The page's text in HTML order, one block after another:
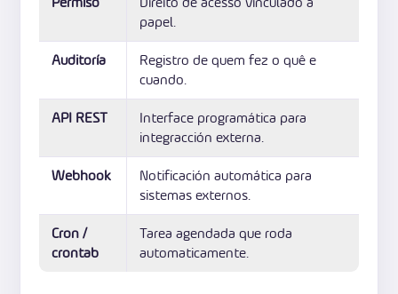
papel.
Auditoría
Registro de quem fez o quê e
cuando.
API REST
Interface programática para
integracción externa.
Webhook
Notificación automática para
sistemas externos.
Cron /
crontab
Tarea agendada que roda
automaticamente.